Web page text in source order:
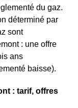
du gaz.
déterminé par
sont
: une offre
ans
baisse).
: tarif, offres